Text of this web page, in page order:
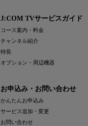
J:COM TVサービスガイド
コース案内・料金
チャンネル紹介
特長
オプション・周辺機器
お申込み・お問い合わせ
かんたんお申込み
サービス追加・変更
お問い合わせ